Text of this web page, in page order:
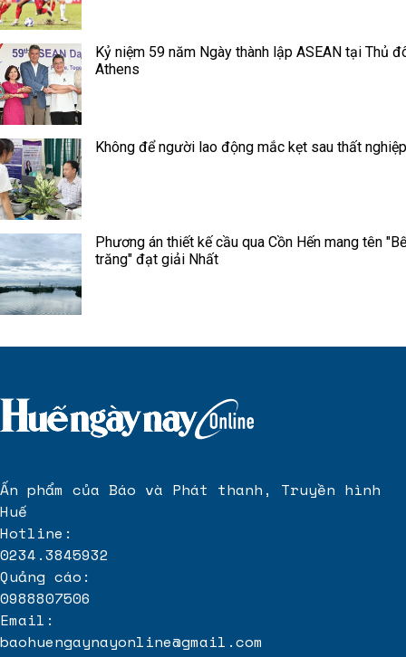
Kỷ niệm 59 năm Ngày thành lập ASEAN tại Thủ
Athens
Không để người lao động mắc kẹt sau thất nghiệp
Phương án thiết kế cầu qua Cồn Hến mang tên
trăng" đạt giải Nhất
Ấn phẩm của Báo và Phát thanh, Truyền hình
Huế
Hotline:
0234.3845932
Quảng cáo:
0988807506
Email:
baohuengaynayonline@gmail.com